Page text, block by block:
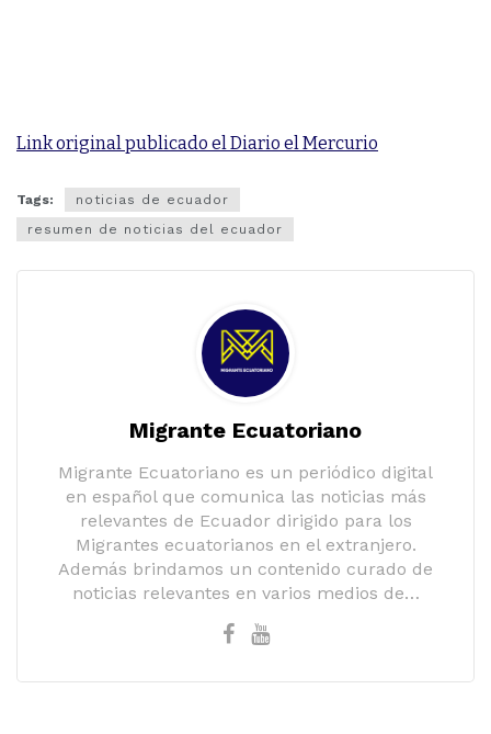
Link original publicado el Diario el Mercurio
Tags:
noticias de ecuador
resumen de noticias del ecuador
Migrante Ecuatoriano
Migrante Ecuatoriano es un periódico digital
en español que comunica las noticias más
relevantes de Ecuador dirigido para los
Migrantes ecuatorianos en el extranjero.
Además brindamos un contenido curado de
noticias relevantes en varios medios de…